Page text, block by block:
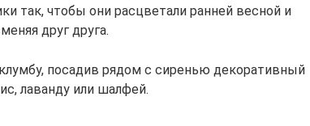
так, чтобы они расцветали ранней весной и
друг друга.
посадив рядом с сиренью декоративный
лаванду или шалфей.